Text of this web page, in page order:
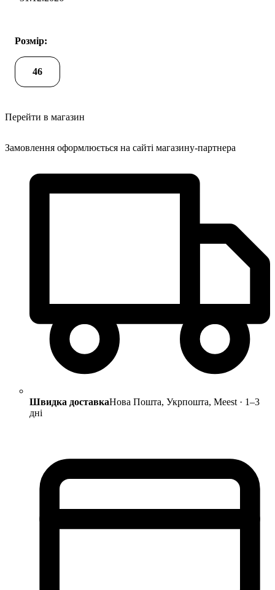
Розмір:
46
Перейти в магазин
Замовлення оформлюється на сайті магазину-партнера
Швидка доставкаНова Пошта, Укрпошта, Meest · 1–3
дні